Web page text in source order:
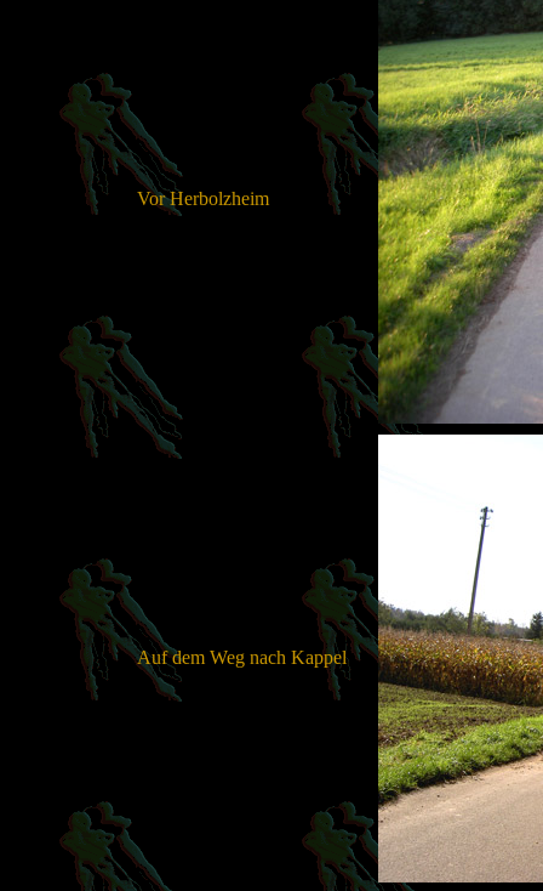
Vor Herbolzheim
Auf dem Weg nach Kappel